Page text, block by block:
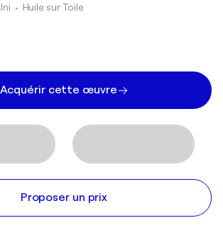
• Huile sur Toile
Acquérir cette œuvre
Proposer un prix